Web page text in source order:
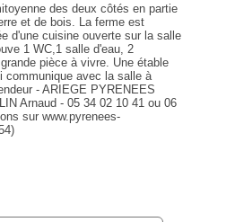
des deux côtés en partie
et de bois. La ferme est
d'une cuisine ouverte sur la salle
1 WC,1 salle d'eau, 2
pièce à vivre. Une étable
communique avec la salle à
- ARIEGE PYRENEES
Arnaud - 05 34 02 10 41 ou 06
sur www.pyrenees-